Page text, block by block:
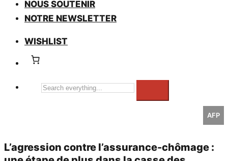
NOUS SOUTENIR
NOTRE NEWSLETTER
WISHLIST
Search
AFP
L’agression contre l’assurance-chômage :